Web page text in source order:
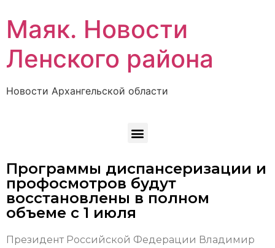
Маяк. Новости
Ленского района
Новости Архангельской области
Программы диспансеризации и
профосмотров будут
восстановлены в полном
объеме с 1 июля
Президент Российской Федерации Владимир